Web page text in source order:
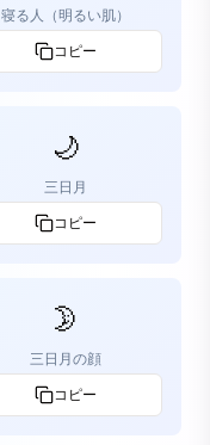
寝る人（明るい肌）
コピー
🌙
三日月
コピー
🌛
三日月の顔
コピー